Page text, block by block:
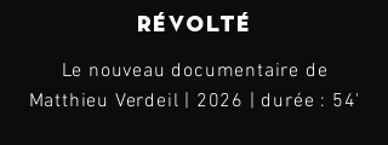
RÉVOLTÉ
Le nouveau documentaire de
Matthieu Verdeil | 2026 | durée : 54'